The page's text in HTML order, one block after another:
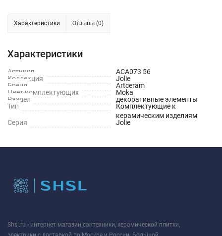
Характеристики Отзывы (0)
Характеристики
Артикул
ACA073 56
Коллекция
Jolie
Бренд
Artceram
Цвет комплектующих
Moka
Раздел
декоративные элементы
Тип
Комплектующие к
керамическим изделиям
Серия
Jolie
Shsl.ru - интернет-магазин сантехники, керамической плитки,